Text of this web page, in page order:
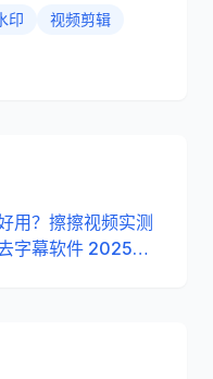
印
视频剪辑
用？擦擦视频实测
件 2025年